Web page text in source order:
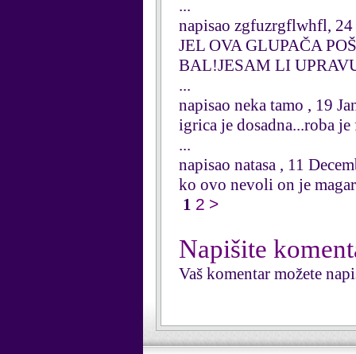
...
napisao zgfuzrgflwhfl, 24
JEL OVA GLUPAČA
BAL!JESAM LI
...
napisao neka tamo , 19
igrica je dosadna...roba
...
napisao natasa , 11
ko ovo nevoli on je
1 2 >
Napišite
Vaš komentar možete